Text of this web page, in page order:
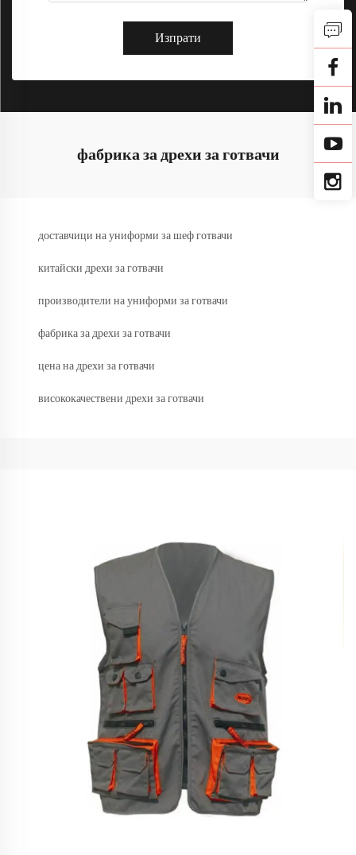
Изпрати
фабрика за дрехи за готвачи
доставчици на униформи за шеф готвачи
китайски дрехи за готвачи
производители на униформи за готвачи
фабрика за дрехи за готвачи
цена на дрехи за готвачи
висококачествени дрехи за готвачи